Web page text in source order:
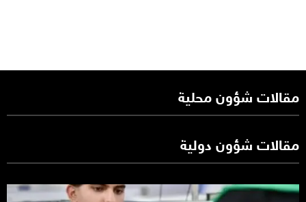
مقالات شؤون محلية
مقالات شؤون دولية